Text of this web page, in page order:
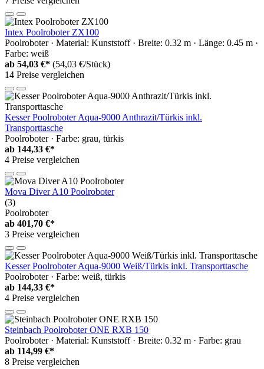
Intex Poolroboter ZX100
Poolroboter · Material: Kunststoff · Breite: 0.32 m · Länge: 0.45 m ·
Farbe: weiß
ab 54,03 €* (54,03 €/Stück)
14 Preise vergleichen
Kesser Poolroboter Aqua-9000 Anthrazit/Türkis inkl.
Transporttasche
Poolroboter · Farbe: grau, türkis
ab 144,33 €*
4 Preise vergleichen
Mova Diver A10 Poolroboter
(3)
Poolroboter
ab 401,70 €*
3 Preise vergleichen
Kesser Poolroboter Aqua-9000 Weiß/Türkis inkl. Transporttasche
Poolroboter · Farbe: weiß, türkis
ab 144,33 €*
4 Preise vergleichen
Steinbach Poolroboter ONE RXB 150
Poolroboter · Material: Kunststoff · Breite: 0.32 m · Farbe: grau
ab 114,99 €*
8 Preise vergleichen